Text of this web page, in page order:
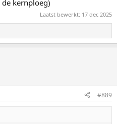
kernploeg)
Laatst bewerkt: 17 dec 2025
#889